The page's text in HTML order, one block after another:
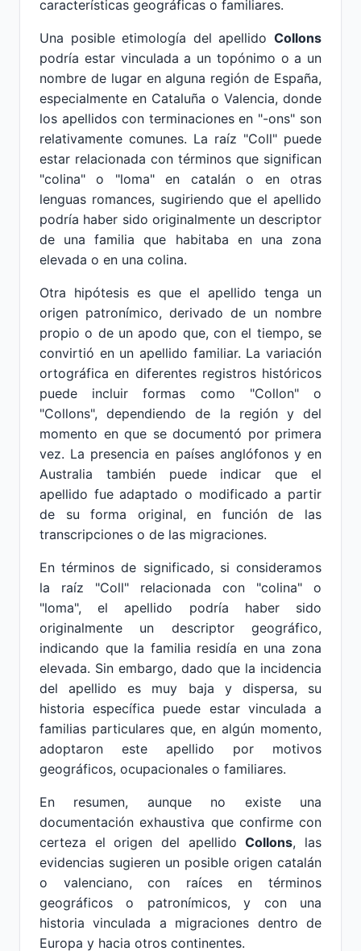
características geográficas o familiares.
Una posible etimología del apellido Collons
podría estar vinculada a un topónimo o a un
nombre de lugar en alguna región de España,
especialmente en Cataluña o Valencia, donde
los apellidos con terminaciones en "-ons" son
relativamente comunes. La raíz "Coll" puede
estar relacionada con términos que significan
"colina" o "loma" en catalán o en otras
lenguas romances, sugiriendo que el apellido
podría haber sido originalmente un descriptor
de una familia que habitaba en una zona
elevada o en una colina.
Otra hipótesis es que el apellido tenga un
origen patronímico, derivado de un nombre
propio o de un apodo que, con el tiempo, se
convirtió en un apellido familiar. La variación
ortográfica en diferentes registros históricos
puede incluir formas como "Collon" o
"Collons", dependiendo de la región y del
momento en que se documentó por primera
vez. La presencia en países anglófonos y en
Australia también puede indicar que el
apellido fue adaptado o modificado a partir
de su forma original, en función de las
transcripciones o de las migraciones.
En términos de significado, si consideramos
la raíz "Coll" relacionada con "colina" o
"loma", el apellido podría haber sido
originalmente un descriptor geográfico,
indicando que la familia residía en una zona
elevada. Sin embargo, dado que la incidencia
del apellido es muy baja y dispersa, su
historia específica puede estar vinculada a
familias particulares que, en algún momento,
adoptaron este apellido por motivos
geográficos, ocupacionales o familiares.
En resumen, aunque no existe una
documentación exhaustiva que confirme con
certeza el origen del apellidoCollons, las
evidencias sugieren un posible origen catalán
o valenciano, con raíces en términos
geográficos o patronímicos, y con una
historia vinculada a migraciones dentro de
Europa y hacia otros continentes.